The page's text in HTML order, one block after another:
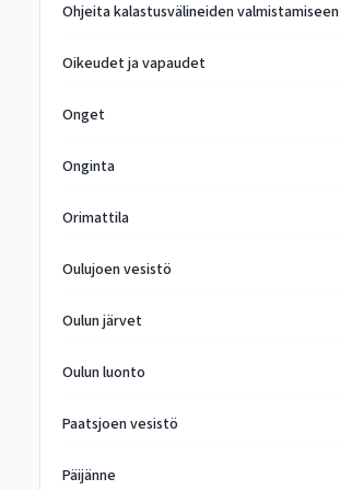
Ohjeita kalastusvälineiden valmistamiseen
Oikeudet ja vapaudet
Onget
Onginta
Orimattila
Oulujoen vesistö
Oulun järvet
Oulun luonto
Paatsjoen vesistö
Päijänne